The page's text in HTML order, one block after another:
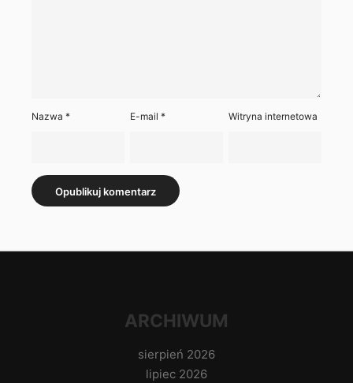
Nazwa * E-mail* Witryna internetowa
ARCHIWUM
sierpień 2026
lipiec 2026